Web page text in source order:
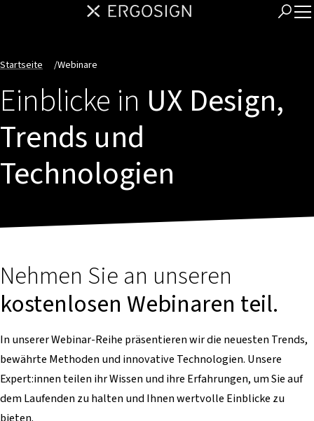
Startseite /Webinare
Einblicke in UX Design,
Trends und
Technologien
Nehmen Sie an unseren
kostenlosen Webinaren teil.
In unserer Webinar-Reihe präsentieren wir die neuesten Trends,
bewährte Methoden und innovative Technologien. Unsere
Expert:innen teilen ihr Wissen und ihre Erfahrungen, um Sie auf
dem Laufenden zu halten und Ihnen wertvolle Einblicke zu